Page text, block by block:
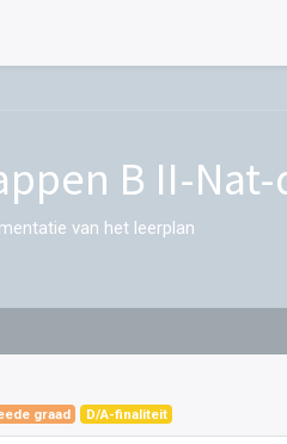
B II-Nat-
van het leerplan
graad D/A-finaliteit